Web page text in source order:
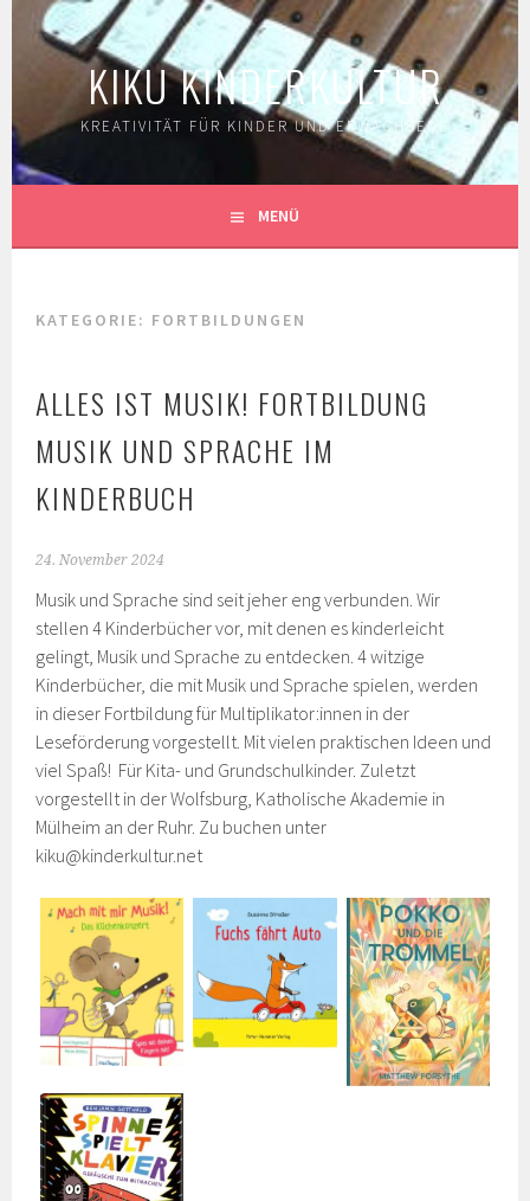
Springe
zum
KIKU KINDERKULTUR
KREATIVITÄT FÜR KINDER UND ERWACHSENE
MENÜ
KATEGORIE: FORTBILDUNGEN
ALLES IST MUSIK! FORTBILDUNG
MUSIK UND SPRACHE IM
KINDERBUCH
24. November 2024
Musik und Sprache sind seit jeher eng verbunden. Wir
stellen 4 Kinderbücher vor, mit denen es kinderleicht
gelingt, Musik und Sprache zu entdecken. 4 witzige
Kinderbücher, die mit Musik und Sprache spielen, werden
in dieser Fortbildung für Multiplikator:innen in der
Leseförderung vorgestellt. Mit vielen praktischen Ideen und
viel Spaß! Für Kita- und Grundschulkinder. Zuletzt
vorgestellt in der Wolfsburg, Katholische Akademie in
Mülheim an der Ruhr. Zu buchen unter
kiku@kinderkultur.net